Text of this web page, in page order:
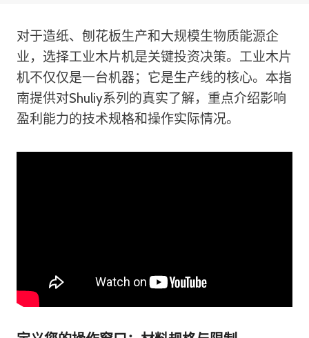
对于造纸、刨花板生产和大规模生物质能源企
业，选择工业木片机是关键投资决策。工业木片
机不仅仅是一台机器；它是生产线的核心。本指
南提供对Shuliy系列的真实了解，重点介绍影响
盈利能力的技术规格和操作实际情况。